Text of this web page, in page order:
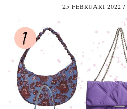
25 FEBRUARI 2022 /